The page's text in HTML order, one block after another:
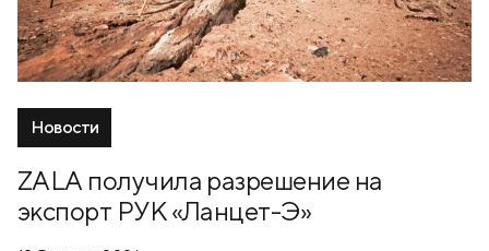
Новости
ZALA получила разрешение на
экспорт РУК «Ланцет-Э»